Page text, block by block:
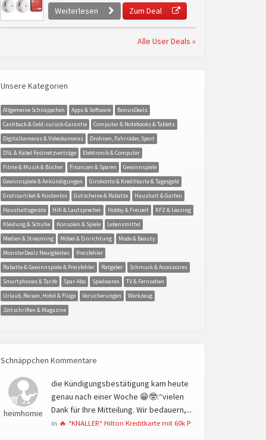
Weiterlesen
Zum Deal
Alle User Deals »
Unsere Kategorien
Allgemeine Schnäppchen Apps & Software
BonusDeals
Cashback & Geld-zurück-Garantie
Computer & Notebooks & Tablets
Digitalkameras & Videokameras
Drohnen, Fahrräder, Sport
DSL & Kabel Festnetzverträge
Elektronik & Computer
Filme & Musik & Bücher
Finanzen & Sparen
Gewinnspiele
Gewinnspiele & Ankündigungen
Girokonto & Kreditkarte & Tagesgeld
Gratisartikel & Kostenlos
Gutscheine & Rabatte
Haushalt & Garten
Haushaltsgeräte
Hifi & Lautsprecher Hobby & Freizeit
KFZ & Leasing
Kleidung & Schuhe
Konsolen & Spiele
Lebensmittel
Medien & Streaming
Möbel & Einrichtung
Mode & Beauty
MonsterDealz Neuigkeiten
Preisfehler
Rabatte & Gewinnspiele & Preisfehler
Ratgeber
Schmuck & Accessoires
Smartphones & Tarife
Spar-Abo Spielwaren
TV & Fernsehen
Urlaub, Reisen, Hotel & Flüge
Versicherungen
Werkzeug
Zeitschriften & Magazine
Schnäppchen Kommentare
heimhomie
die Kündigungsbestätigung kam heute
genau nach einer Woche 😁🤓:“vielen
Dank für Ihre Mitteilung. Wir bedauern,...
in 🔥 *KNALLER* Hilton Kreditkarte mit 60k P